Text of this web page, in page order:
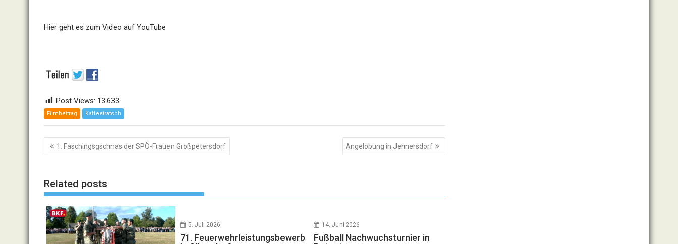
Hier geht es zum Video auf YouTube
Post Views: 13.633
Filmbeitrag Kaffeetratsch
Beitragsnavigation
1. Faschingsgschnas der SPÖ-Frauen Großpetersdorf Angelobung in Jennersdorf
Related posts
5. Juli 2026
71. Feuerwehrleistungsbewerb
14. Juni 2026
Fußball Nachwuchsturnier in